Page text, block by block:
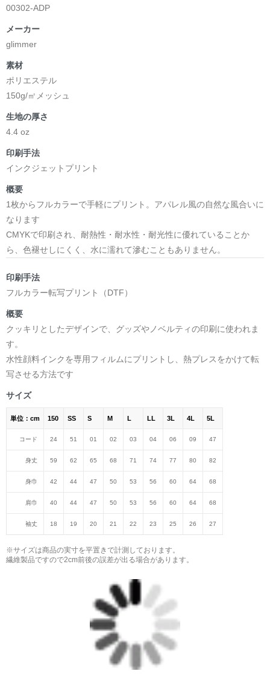
00302-ADP
メーカー
glimmer
素材
ポリエステル
150g/㎡メッシュ
生地の厚さ
4.4 oz
印刷手法
インクジェットプリント
概要
1枚からフルカラーで手軽にプリント。アパレル風の自然な風合いに
なります
CMYKで印刷され、耐熱性・耐水性・耐光性に優れていることか
ら、色褪せしにくく、水に濡れて滲むこともありません。
印刷手法
フルカラー転写プリント（DTF）
概要
クッキリとしたデザインで、グッズやノベルティの印刷に使われま
す。
水性顔料インクを専用フィルムにプリントし、熱プレスをかけて転
写させる方法です
サイズ
単位：cm 150 SS S M L LL 3L 4L 5L
コード 24 51 01 02 03 04 06 09 47
身丈 59 62 65 68 71 74 77 80 82
身巾 42 44 47 50 53 56 60 64 68
肩巾 40 44 47 50 53 56 60 64 68
袖丈 18 19 20 21 22 23 25 26 27
※サイズは商品の実寸を平置きで計測しております。
繊維製品ですので2cm前後の誤差が出る場合があります。